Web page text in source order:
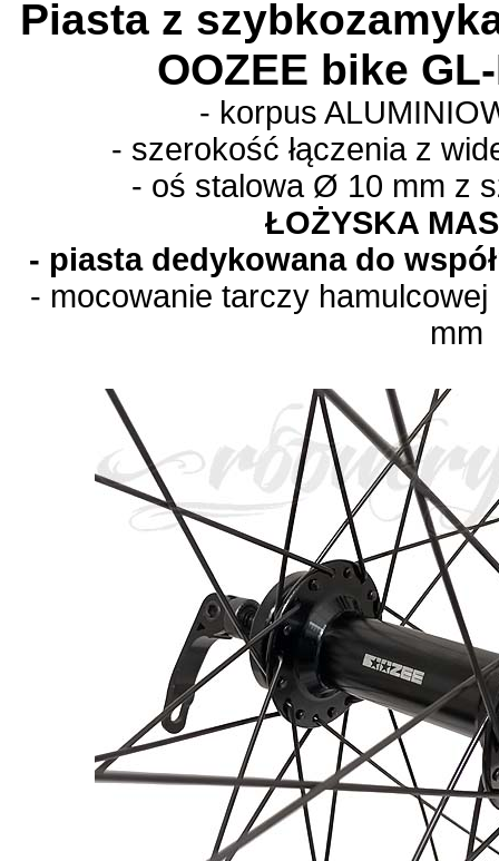
Piasta z
OOZEE bike
- korpus
- szerokość łączenia z
- oś stalowa Ø 10 mm z
ŁOŻYSKA
- piasta dedykowana do
- mocowanie tarczy
mm